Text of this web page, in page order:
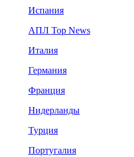
Испания
АПЛ Top News
Италия
Германия
Франция
Нидерланды
Турция
Португалия